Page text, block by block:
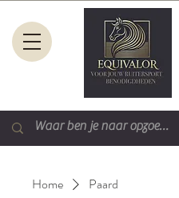
Home Paard